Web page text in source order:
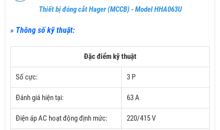
Thiết bị đóng cắt Hager (MCCB) - Model HHA063U
» Thông số kỹ thuật:
Đặc điểm kỹ thuật
Số cực: 3 P
Đánh giá hiện tại: 63 A
Điện áp AC hoạt động định mức: 220/415 V